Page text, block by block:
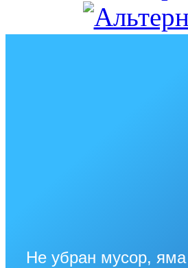
Не убран мусор,